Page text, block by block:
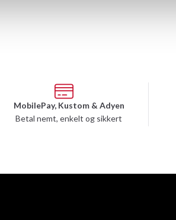
MobilePay, Kustom & Adyen
Betal nemt, enkelt og sikkert